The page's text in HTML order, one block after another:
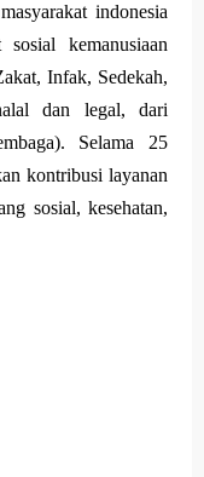
indonesia
kemanusiaan
Infak, Sedekah,
dan legal, dari
Selama 25
kontribusi layanan
sosial, kesehatan,